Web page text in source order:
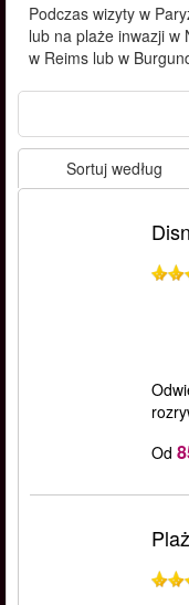
Podczas wizyty w
lub na plaże inwazji w
w Reims lub w
Sortuj według
Od